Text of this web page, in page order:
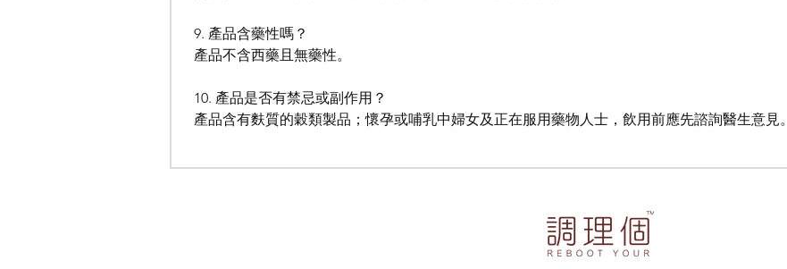
9. 產品含藥性嗎？
產品不含西藥且無藥性。
10. 產品是否有禁忌或副作用？
產品含有麩質的穀類製品；懷孕或哺乳中婦女及正在服用藥物人士，飲用前應先諮詢醫生意見。